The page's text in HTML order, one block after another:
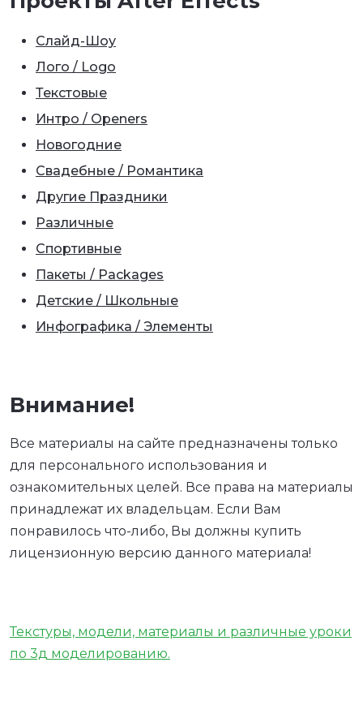
Слайд-Шоу
Лого / Logo
Текстовые
Интро / Openers
Новогодние
Свадебные / Романтика
Другие Праздники
Различные
Спортивные
Пакеты / Packages
Детские / Школьные
Инфографика / Элементы
Внимание!
Все материалы на сайте предназначены только
для персонального использования и
ознакомительных целей. Все права на материалы
принадлежат их владельцам. Если Вам
понравилось что-либо, Вы должны купить
лицензионную версию данного материала!
Текстуры, модели, материалы и различные уроки
по 3д моделированию.